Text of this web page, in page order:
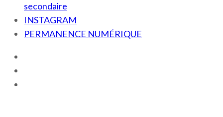
secondaire
INSTAGRAM
PERMANENCE NUMÉRIQUE